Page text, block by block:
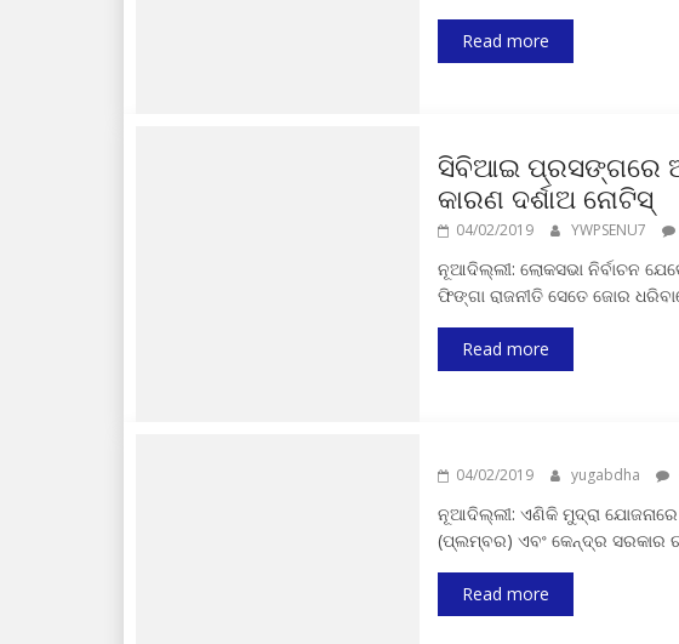
Read more
ସିବିଆଇ ପ୍ରସଙ୍ଗରେ
କାରଣ ଦର୍ଶାଅ ନୋଟିସ୍
04/02/2019 YWPSENU7
ନୂଆଦିଲ୍ଲୀ: ଲୋକସଭା ନିର୍ବାଚନ
ଫିଙ୍ଗା ରାଜନୀତି ସେତେ ଜୋର
Read more
04/02/2019 yugabdha
ନୂଆଦିଲ୍ଲୀ: ଏଣିକି ମୁଦ୍ରା
(ପ୍ଲମ୍ବର) ଏବଂ କେନ୍ଦ୍ର ସରକାର
Read more